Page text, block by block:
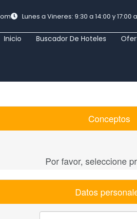
Lunes a Vineres: 9:30 a 14:00 y 17:00
Inicio Buscador De Hoteles
Conceptos
Por favor, seleccione
Datos